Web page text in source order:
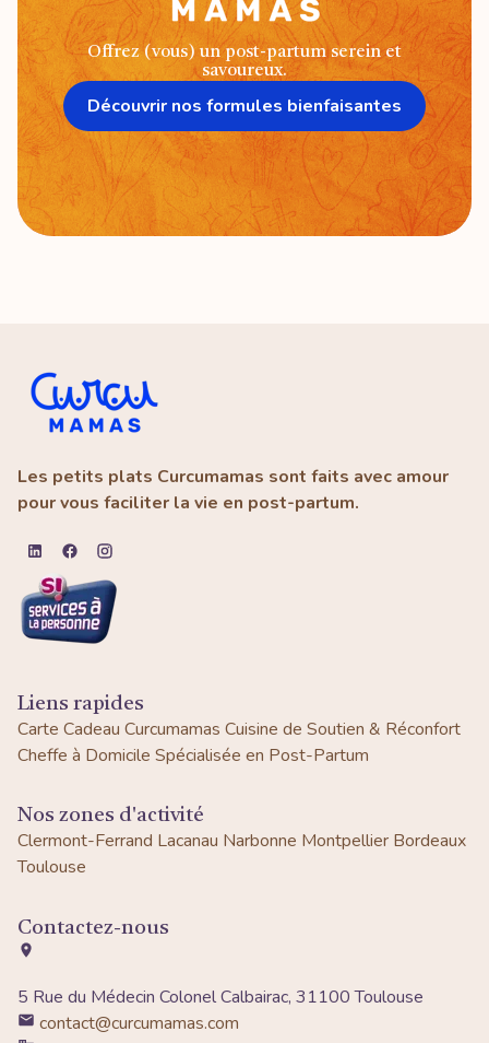
Offrez (vous) un post-partum serein et
savoureux.
Découvrir nos formules bienfaisantes
Les petits plats Curcumamas sont faits avec amour
pour vous faciliter la vie en post-partum.
Liens rapides
Carte Cadeau Curcumamas Cuisine de Soutien & Réconfort
Cheffe à Domicile Spécialisée en Post-Partum
Nos zones d'activité
Clermont-Ferrand Lacanau Narbonne Montpellier Bordeaux
Toulouse
Contactez-nous
5 Rue du Médecin Colonel Calbairac, 31100 Toulouse
contact@curcumamas.com